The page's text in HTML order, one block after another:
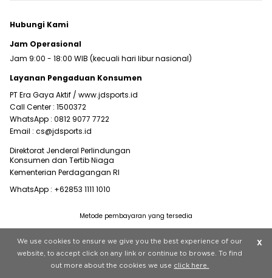
Hubungi Kami
Jam Operasional
Jam 9:00 - 18:00 WIB (kecuali hari libur nasional)
Layanan Pengaduan Konsumen
PT Era Gaya Aktif / www.jdsports.id
Call Center : 1500372
WhatsApp : 0812 9077 7722
Email : cs@jdsports.id
Direktorat Jenderal Perlindungan
Konsumen dan Tertib Niaga
Kementerian Perdagangan RI
WhatsApp : +62853 1111 1010
Copyright © 2022 JD Sports All rights reserved.
Metode pembayaran yang tersedia
We use cookies to ensure we give you the best experience of our
website, to accept click on any link or continue to browse. To find
out more about the cookies we use click here.
X